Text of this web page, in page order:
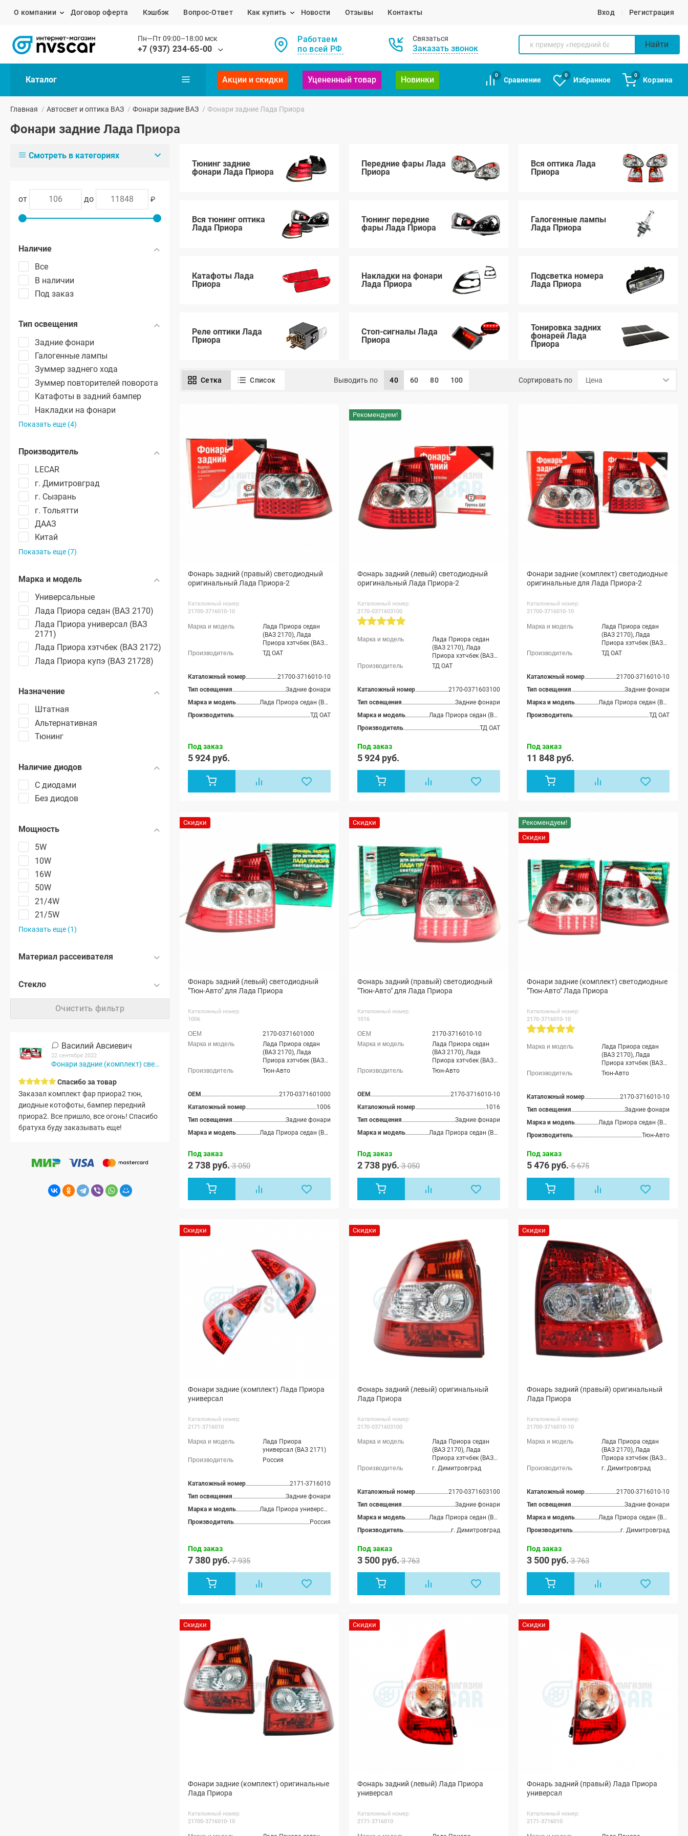
О компании Договор оферта Кэшбэк Вопрос-Ответ Как купить Новости Отзывы Контакты Вход Регистрация
Пн—Пт 09:00–18:00 мск
+7 (937) 234-65-00
Работаем
по всей РФ
Связаться
Заказать звонок Найти
Каталог Акции и скидки Уцененный товар Новинки
0
Сравнение
0
Избранное
0
Корзина
Главная / Автосвет и оптика ВАЗ / Фонари задние ВАЗ / Фонари задние Лада Приора
Фонари задние Лада Приора
Смотреть в категориях
от до ₽
Наличие
Все
В наличии
Под заказ
Тип освещения
Задние фонари
Галогенные лампы
Зуммер заднего хода
Зуммер повторителей поворота
Катафоты в задний бампер
Накладки на фонари
Показать еще (4)
Производитель
LECAR
г. Димитровград
г. Сызрань
г. Тольятти
ДААЗ
Китай
Показать еще (7)
Марка и модель
Универсальные
Лада Приора седан (ВАЗ 2170)
Лада Приора универсал (ВАЗ
2171)
Лада Приора хэтчбек (ВАЗ 2172)
Лада Приора купэ (ВАЗ 21728)
Назначение
Штатная
Альтернативная
Тюнинг
Наличие диодов
С диодами
Без диодов
Мощность
5W
10W
16W
50W
21/4W
21/5W
Показать еще (1)
Материал рассеивателя
Стекло
Очистить фильтр
Василий Авсиевич
22 сентября 2022
Фонари задние (комплект) светодиодные "Тюн-Авто"...
Спасибо за товар
Заказал комплект фар приора2 тюн,
диодные котофоты, бампер передний
приора2. Все пришло, все огонь! Спасибо
братуха буду заказывать еще!
Тюнинг задние
фонари Лада Приора
Передние фары Лада
Приора
Вся оптика Лада
Приора
Вся тюнинг оптика
Лада Приора
Тюнинг передние
фары Лада Приора
Галогенные лампы
Лада Приора
Катафоты Лада
Приора
Накладки на фонари
Лада Приора
Подсветка номера
Лада Приора
Реле оптики Лада
Приора
Стоп-сигналы Лада
Приора
Тонировка задних
фонарей Лада
Приора
Сетка Список Выводить по 40 60 80 100 Сортировать по
Фонарь задний (правый) светодиодный
оригинальный Лада Приора-2
Каталожный номер:
21700-3716010-10
Лада Приора седан
(ВАЗ 2170), Лада
Приора хэтчбек (ВАЗ
2172), Лада Приора
21704), Лада Приора-2
ТД ОАТ
Каталожный номер
21700-3716010-10
Тип освещения
Задние фонари
Марка и модель
Лада Приора седан (ВАЗ 2170), Лада Приора хэтчбек (ВАЗ 2172), Лада Приора купэ (ВАЗ 21728), Лада Приора-2 седан (ВАЗ 21704), Лада Приора-2 хэтчбек (ВАЗ 21724)
Производитель
ТД ОАТ
Под заказ
5 924 руб.
Рекомендуем!
Фонарь задний (левый) светодиодный
оригинальный Лада Приора-2
Каталожный номер:
2170-0371603100
Лада Приора седан
(ВАЗ 2170), Лада
Приора хэтчбек (ВАЗ
2172), Лада Приора
21704), Лада Приора-2
ТД ОАТ
Каталожный номер
2170-0371603100
Тип освещения
Задние фонари
Марка и модель
Лада Приора седан (ВАЗ 2170), Лада Приора хэтчбек (ВАЗ 2172), Лада Приора купэ (ВАЗ 21728), Лада Приора-2 седан (ВАЗ 21704), Лада Приора-2 хэтчбек (ВАЗ 21724)
Производитель
ТД ОАТ
Под заказ
5 924 руб.
Фонари задние (комплект) светодиодные
оригинальные для Лада Приора-2
Каталожный номер:
21700-3716010-10
Лада Приора седан
(ВАЗ 2170), Лада
Приора хэтчбек (ВАЗ
2172), Лада Приора
21704), Лада Приора-2
ТД ОАТ
Каталожный номер
21700-3716010-10
Тип освещения
Задние фонари
Марка и модель
Лада Приора седан (ВАЗ 2170), Лада Приора хэтчбек (ВАЗ 2172), Лада Приора купэ (ВАЗ 21728), Лада Приора-2 седан (ВАЗ 21704), Лада Приора-2 хэтчбек (ВАЗ 21724)
Производитель
ТД ОАТ
Под заказ
11 848 руб.
Скидки
Фонарь задний (левый) светодиодный
"Тюн-Авто" для Лада Приора
Каталожный номер:
1006
2170-0371601000
Лада Приора седан
(ВАЗ 2170), Лада
Приора хэтчбек (ВАЗ
2172), Лада Приора
21704), Лада Приора-2
Тюн-Авто
OEM
2170-0371601000
Каталожный номер
1006
Тип освещения
Задние фонари
Марка и модель
Лада Приора седан (ВАЗ 2170), Лада Приора хэтчбек (ВАЗ 2172), Лада Приора купэ (ВАЗ 21728), Лада Приора-2 седан (ВАЗ 21704), Лада Приора-2 хэтчбек (ВАЗ 21724)
Под заказ
2 738 руб.3 050
Скидки
Фонарь задний (правый) светодиодный
"Тюн-Авто" для Лада Приора
Каталожный номер:
1016
2170-3716010-10
Лада Приора седан
(ВАЗ 2170), Лада
Приора хэтчбек (ВАЗ
2172), Лада Приора
21704), Лада Приора-2
Тюн-Авто
OEM
2170-3716010-10
Каталожный номер
1016
Тип освещения
Задние фонари
Марка и модель
Лада Приора седан (ВАЗ 2170), Лада Приора хэтчбек (ВАЗ 2172), Лада Приора купэ (ВАЗ 21728), Лада Приора-2 седан (ВАЗ 21704), Лада Приора-2 хэтчбек (ВАЗ 21724)
Под заказ
2 738 руб.3 050
Рекомендуем!
Скидки
Фонари задние (комплект) светодиодные
"Тюн-Авто" Лада Приора
Каталожный номер:
2170-3716010-10
Лада Приора седан
(ВАЗ 2170), Лада
Приора хэтчбек (ВАЗ
2172), Лада Приора
21704), Лада Приора-2
Тюн-Авто
Каталожный номер
2170-3716010-10
Тип освещения
Задние фонари
Марка и модель
Лада Приора седан (ВАЗ 2170), Лада Приора хэтчбек (ВАЗ 2172), Лада Приора купэ (ВАЗ 21728), Лада Приора-2 седан (ВАЗ 21704), Лада Приора-2 хэтчбек (ВАЗ 21724)
Производитель
Тюн-Авто
Под заказ
5 476 руб.5 675
Скидки
Фонари задние (комплект) Лада Приора
универсал
Каталожный номер:
2171-3716010
Лада Приора
универсал (ВАЗ 2171)
Россия
Каталожный номер
2171-3716010
Тип освещения
Задние фонари
Марка и модель
Лада Приора универсал (ВАЗ 2171)
Производитель
Россия
Под заказ
7 380 руб.7 935
Скидки
Фонарь задний (левый) оригинальный
Лада Приора
Каталожный номер:
2170-0371603100
Лада Приора седан
(ВАЗ 2170), Лада
Приора хэтчбек (ВАЗ
2172), Лада Приора
г. Димитровград
Каталожный номер
2170-0371603100
Тип освещения
Задние фонари
Марка и модель
Лада Приора седан (ВАЗ 2170), Лада Приора хэтчбек (ВАЗ 2172), Лада Приора купэ (ВАЗ 21728)
Производитель
г. Димитровград
Под заказ
3 500 руб.3 763
Скидки
Фонарь задний (правый) оригинальный
Лада Приора
Каталожный номер:
21700-3716010-10
Лада Приора седан
(ВАЗ 2170), Лада
Приора хэтчбек (ВАЗ
2172), Лада Приора
г. Димитровград
Каталожный номер
21700-3716010-10
Тип освещения
Задние фонари
Марка и модель
Лада Приора седан (ВАЗ 2170), Лада Приора хэтчбек (ВАЗ 2172), Лада Приора купэ (ВАЗ 21728)
Производитель
г. Димитровград
Под заказ
3 500 руб.3 763
Скидки
Фонари задние (комплект) оригинальные
Лада Приора
Каталожный номер:
21700-3716010-10
Скидки
Фонарь задний (левый) Лада Приора
универсал
Каталожный номер:
2171-3716010
Скидки
Фонарь задний (правый) Лада Приора
универсал
Каталожный номер:
2171-3716010